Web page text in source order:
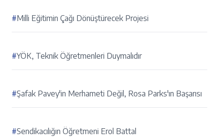
#Milli Eğitimin Çağı Dönüştürecek Projesi
#YÖK, Teknik Öğretmenleri Duymalıdır
#Şafak Pavey'in Merhameti Değil, Rosa Parks'ın Başarısı
#Sendikacılığın Öğretmeni Erol Battal